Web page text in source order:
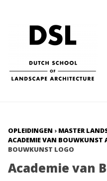
OPLEIDINGEN › MASTER
ACADEMIE VAN BOUWKUNST
BOUWKUNST LOGO
Academie van